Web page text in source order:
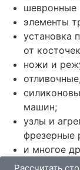
шевронные
элементы
установка
от
ножи и
машин;
узлы и
фрезерные
и многое